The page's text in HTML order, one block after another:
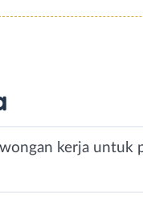
kerja untuk